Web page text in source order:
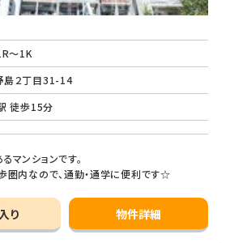
～1K
島２丁目31-14
徒歩15分
マンションです。
圏内なので、通勤・通学に便利です☆
り 物件詳細